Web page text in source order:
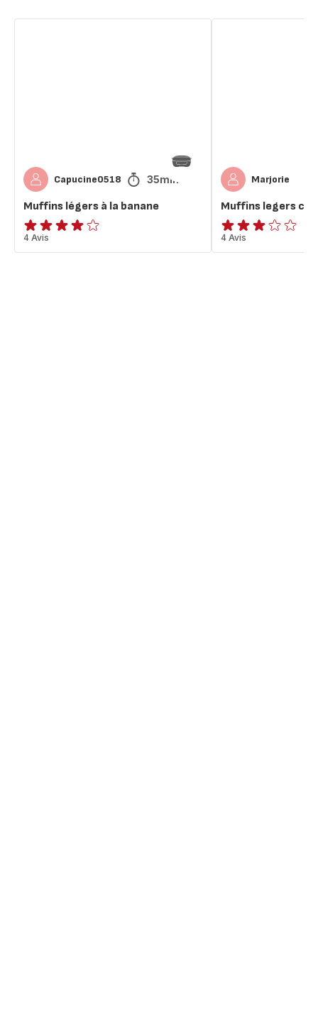
Capucine0518 35min
Muffins légers à la banane
Avis
4
4 Avis
Marjorie
Muffins legers
Avis
3
4 Avis